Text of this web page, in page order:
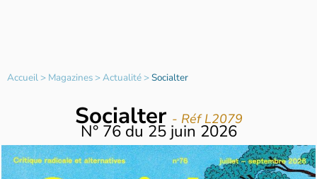
Accueil> Magazines>Actualité>Socialter
Socialter - Réf L2079
N° 76du25 juin 2026